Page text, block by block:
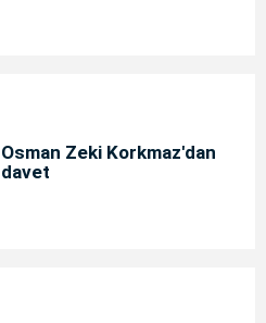
Osman Zeki Korkmaz'dan
davet